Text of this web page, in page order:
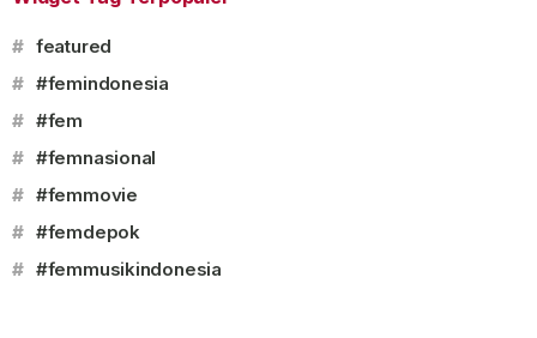
# featured
# #femindonesia
# #fem
# #femnasional
# #femmovie
# #femdepok
# #femmusikindonesia